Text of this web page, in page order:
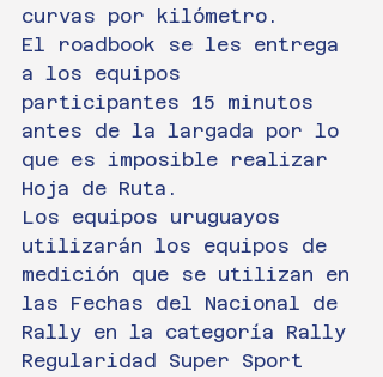
curvas por kilómetro.
El roadbook se les entrega
a los equipos
participantes 15 minutos
antes de la largada por lo
que es imposible realizar
Hoja de Ruta.
Los equipos uruguayos
utilizarán los equipos de
medición que se utilizan en
las Fechas del Nacional de
Rally en la categoría Rally
Regularidad Super Sport